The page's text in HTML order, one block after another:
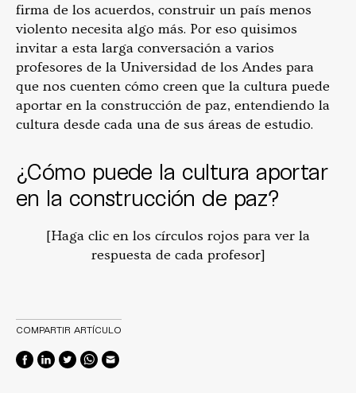
firma de los acuerdos, construir un país menos
violento necesita algo más. Por eso quisimos
invitar a esta larga conversación a varios
profesores de la Universidad de los Andes para
que nos cuenten cómo creen que la cultura puede
aportar en la construcción de paz, entendiendo la
cultura desde cada una de sus áreas de estudio.
¿Cómo puede la cultura aportar
en la construcción de paz?
[Haga clic en los círculos rojos para ver la
respuesta de cada profesor]
COMPARTIR ARTÍCULO